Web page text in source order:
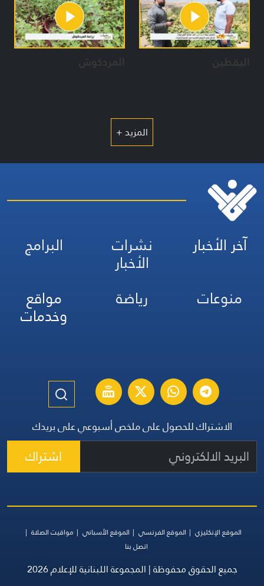
اليقطين المردكوش
المزيد +
آخر الأخبار نشرات
الأخبار
البرامج
منوعات
رياضة مواقع
وخدمات
الاشتراك للحصول على ملخص أسبوعي على بريدك
اشتراك
الموقع الإنكليزي الموقع الفرنسي الموقع الأسباني
مواقيت الصلاة
اتصل بنا
جميع الحقوق محفوظة | المجموعة اللبنانية للإعلام 2026